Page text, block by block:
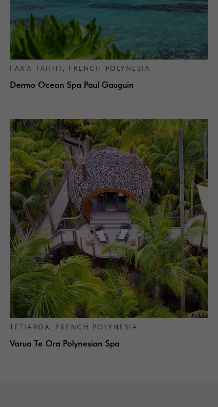
FAA'A TAHITI, FRENCH POLYNESIA
Dermo Ocean Spa Paul Gauguin
TETIAROA, FRENCH POLYNESIA
Varua Te Ora Polynesian Spa
ElmTree: официальный дистрибьютор
брендаAlgotherm в России
Стать партнером